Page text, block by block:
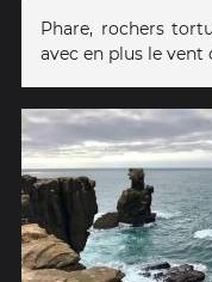
Phare, rochers
avec en plus le vent